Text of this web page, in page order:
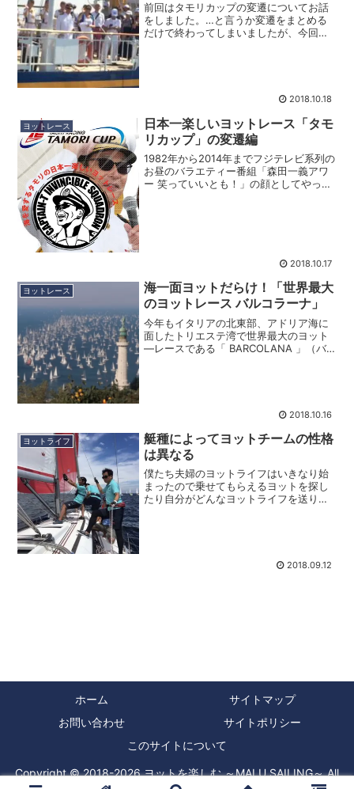
前回はタモリカップの変遷についてお話
をしました。…と言うか変遷をまとめる
だけで終わってしまいましたが、今回か
2018.10.18
ヨットレース
日本一楽しいヨットレース「タモ
リカップ」の変遷編
1982年から2014年までフジテレビ系列の
お昼のバラエティー番組「森田一義アワ
ー 笑っていいとも！」の顔としてやって
2018.10.17
ヨットレース
海一面ヨットだらけ！「世界最大
のヨットレース バルコラーナ」
今年もイタリアの北東部、アドリア海に
面したトリエステ湾で世界最大のヨット
―レースである「 BARCOLANA 」（バ
2018.10.16
ヨットライフ
艇種によってヨットチームの性格
は異なる
僕たち夫婦のヨットライフはいきなり始
まったので乗せてもらえるヨットを探し
たり自分がどんなヨットライフを送りた
2018.09.12
ホーム
サイトマップ
お問い合わせ
サイトポリシー
このサイトについて
Copyright © 2018-2026 ヨットを楽しむ ～MALU SAILING～ All